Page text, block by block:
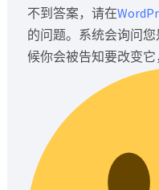
不到答案，请在
的问题。系统会询问
候你会被告知要改变